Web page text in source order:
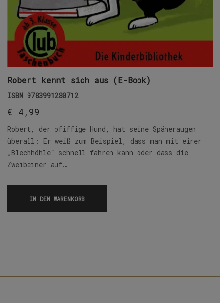
Robert kennt sich aus (E-Book)
ISBN 9783991280712
€ 4,99
Robert, der pfiffige Hund, hat seine Späheraugen
überall: Er weiß zum Beispiel, dass man mit einer
„Blechhöhle“ schnell fahren kann oder dass die
Zweibeiner auf…
IN DEN WARENKORB